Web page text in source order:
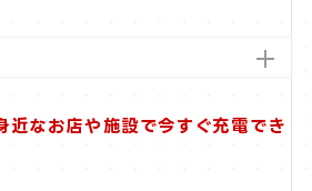
近なお店や施設で今すぐ充電でき